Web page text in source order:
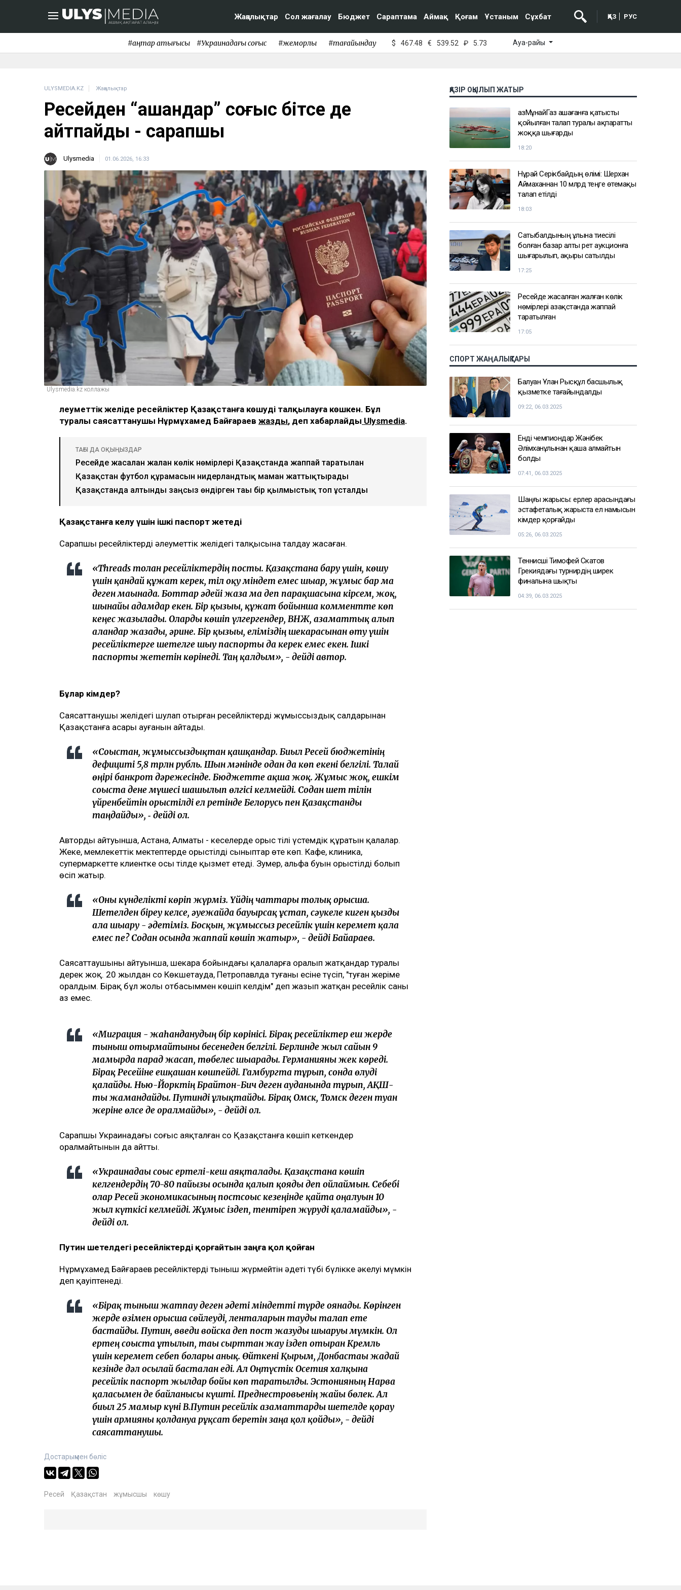
Жаңалықтар Сол жағалау Бюджет Сараптама Аймақ Қоғам Ұстаным Сұхбат ҚАЗ РУС
#қаңтар қақтығысы #Украинадағы соғыс #жемқорлық #тағайындау $ 467.48 € 539.52 ₽ 5.73 Ауа-райы
ULYSMEDIA.KZ Жаңалықтар
Ресейден “қашқандар” соғыс бітсе де
қайтпайды - сарапшы
Ulysmedia 01.06.2026, 16:33
Ulysmedia.kz коллажы
Әлеуметтік желіде ресейліктер Қазақстанға көшуді талқылауға көшкен. Бұл
туралы саясаттанушы Нұрмұхамед Байғараев жазды, деп хабарлайды Ulysmedia.
ТАҒЫ ДА ОҚЫҢЫЗДАР
Ресейде жасалған жалған көлік нөмірлері Қазақстанда жаппай таратылған
Қазақстан футбол құрамасын нидерландтық маман жаттықтырады
Қазақстанда алтынды заңсыз өндірген тағы бір қылмыстық топ ұсталды
Қазақстанға келу үшін ішкі паспорт жетеді
Сарапшы ресейліктердің әлеуметтік желідегі талқысына талдау жасаған.
«Threads толған ресейліктердің посты. Қазақстанға бару үшін, көшу
үшін қандай құжат керек, тіл оқу міндет емес шығар, жұмыс бар ма
деген мағынада. Боттар әдейі жаза ма деп парақшасына кірсем, жоқ,
шынайы адамдар екен. Бір қызығы, құжат бойынша комментте көп
кеңес жазылады. Оларды көшіп үлгергендер, ВНЖ, азаматтық алып
алғандар жазады, әрине. Бір қызығы, еліміздің шекарасынан өту үшін
ресейліктерге шетелге шығу паспорты да керек емес екен. Ішкі
паспорты жететін көрінеді. Таң қалдым», - дейді автор.
Бұлар кімдер?
Саясаттанушы желідегі шулап отырған ресейліктердің жұмыссыздық салдарынан
Қазақстанға аңсары ауғанын айтады.
«Соғыстан, жұмыссыздықтан қашқандар. Биыл Ресей бюджетінің
дефициті 5,8 трлн рубль. Шын мәнінде одан да көп екені белгілі. Талай
өңірі банкрот дәрежесінде. Бюджетте ақша жоқ. Жұмыс жоқ, ешкім
соғыста дене мүшесі шашылып өлгісі келмейді. Содан шет тілін
үйренбейтін орыстілді ел ретінде Белорусь пен Қазақстанды
таңдайды», ‑ дейді ол.
Автордың айтуынша, Астана, Алматы - кеңселерде орыс тілі үстемдік құратын қалалар.
Жеке, мемлекеттік мектептерде орыстілді сыныптар өте көп. Кафе, клиника,
супермаркетте клиентке осы тілде қызмет етеді. Зумер, альфа буын орыстілді болып
өсіп жатыр.
«Оны күнделікті көріп жүрміз. Үйдің чаттары толық орысша.
Шетелден біреу келсе, әуежайда бауырсақ ұстап, сәукеле киген қызды
алға шығару - әдетіміз. Босқын, жұмыссыз ресейлік үшін керемет қала
емес пе? Содан осында жаппай көшіп жатыр», - дейді Байғараев.
Саясаттаушының айтуынша, шекара бойындағы қалаларға оралып жатқандар туралы
дерек жоқ. 20 жылдан соң Көкшетауда, Петропавлда туғаны есіне түсіп, "туған жеріме
оралдым. Бірақ бұл жолы отбасыммен көшіп келдім" деп жазып жатқан ресейлік саны
аз емес.
«Миграция - жаһанданудың бір көрінісі. Бірақ ресейліктер еш жерде
тыныш отырмайтыны бесенеден белгілі. Берлинде жыл сайын 9
мамырда парад жасап, төбелес шығарады. Германияны жек көреді.
Бірақ Ресейіне ешқашан көшпейді. Гамбургта тұрып, сонда өлуді
қалайды. Нью-Йорктің Брайтон-Бич деген ауданында тұрып, АҚШ-
ты жамандайды. Путинді ұлықтайды. Бірақ Омск, Томск деген туған
жеріне өлсе де оралмайды», - дейді ол.
Сарапшы Украинадағы соғыс аяқталған соң Қазақстанға көшіп кеткендер
оралмайтынын да айтты.
«Украинадағы соғыс ертелі-кеш аяқталады. Қазақстанға көшіп
келгендердің 70-80 пайызы осында қалып қояды деп ойлаймын. Себебі
олар Ресей экономикасының постсоғыс кезеңінде қайта оңалуын 10
жыл күткісі келмейді. Жұмыс іздеп, тентіреп жүруді қаламайды», -
дейді ол.
Путин шетелдегі ресейліктерді қорғайтын заңға қол қойған
Нұрмұхамед Байғараев ресейліктердің тыныш жүрмейтін әдеті түбі бүлікке әкелуі мүмкін
деп қауіптенеді.
«Бірақ тыныш жатпау деген әдеті міндетті түрде оянады. Көрінген
жерде өзімен орысша сөйлеуді, ленталарын тағуды талап ете
бастайды. Путин, введи войска деп пост жазуды шығаруы мүмкін. Ол
ертең соғыста ұтылып, тағы сырттан жау іздеп отырған Кремль
үшін керемет себеп болары анық. Өйткені Қырым, Донбастағы жағдай
кезінде дәл осылай басталған еді. Ал Оңтүстік Осетия халқына
ресейлік паспорт жылдар бойы көп таратылды. Эстонияның Нарва
қаласымен де байланысы күшті. Преднестровьенің жайы бөлек. Ал
биыл 25 мамыр күні В.Путин ресейлік азаматтарды шетелде қорғау
үшін армияны қолдануға рұқсат беретін заңға қол қойды», - дейді
саясаттанушы.
Достарыңмен бөліс
Ресей Қазақстан жұмысшы көшу
ҚАЗІР ОҚЫЛЫП ЖАТЫР
ҚазМұнайГаз Қашағанға қатысты
қойылған талап туралы ақпаратты
жоққа шығарды
18:20
Нұрай Серікбайдың өлімі: Шерхан
Аймаханнан 10 млрд теңге өтемақы
талап етілді
18:03
Сатыбалдының ұлына тиесілі
болған базар алты рет аукционға
шығарылып, ақыры сатылды
17:25
Ресейде жасалған жалған көлік
нөмірлері Қазақстанда жаппай
таратылған
17:05
СПОРТ ЖАҢАЛЫҚТАРЫ
Балуан Ұлан Рысқұл басшылық
қызметке тағайындалды
09:22, 06.03.2025
Енді чемпиондар Жәнібек
Әлімханұлынан қаша алмайтын
болды
07:41, 06.03.2025
Шаңғы жарысы: ерлер арасындағы
эстафеталық жарыста ел намысын
кімдер қорғайды
05:26, 06.03.2025
Теннисші Тимофей Скатов
Грекиядағы турнирдің ширек
финалына шықты
04:39, 06.03.2025